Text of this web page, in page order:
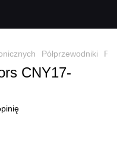
Półprzewodniki
CNY17-